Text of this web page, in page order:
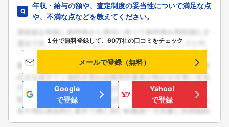
年収・給与の額や、査定制度の妥当性について満足な点
や、不満な点などを教えてください。
１分で無料登録して、60万社の口コミをチェック
メールで登録（無料）
Google
で登録
Yahoo!
で登録